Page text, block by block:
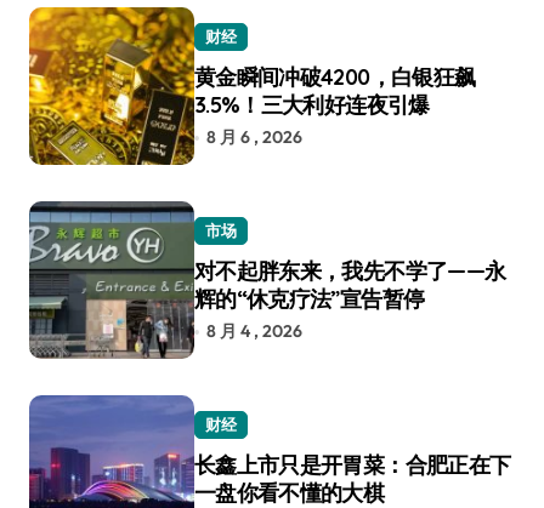
财经
黄金瞬间冲破4200，白银狂飙
3.5%！三大利好连夜引爆
8 月 6 , 2026
市场
对不起胖东来，我先不学了——永
辉的“休克疗法”宣告暂停
8 月 4 , 2026
财经
长鑫上市只是开胃菜：合肥正在下
一盘你看不懂的大棋